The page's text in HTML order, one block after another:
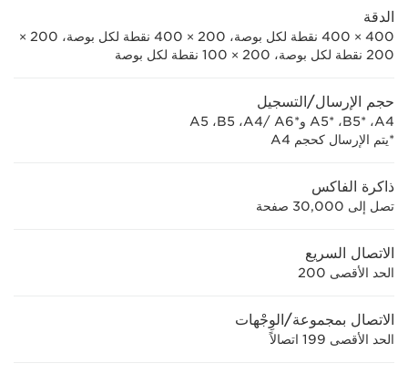
الدقة
400 × 400 نقطة لكل بوصة، 200 × 400 نقطة لكل بوصة، 200 ×
200 نقطة لكل بوصة، 200 × 100 نقطة لكل بوصة
حجم الإرسال/التسجيل
A4، ‏B5*‎، ‏A5*‎ وA6*‎ /‏A4، ‏B5، ‏A5
*يتم الإرسال كحجم A4
ذاكرة الفاكس
تصل إلى 30,000 صفحة
الاتصال السريع
الحد الأقصى 200
الاتصال بمجموعة/الوِجْهات
الحد الأقصى 199 اتصالاً